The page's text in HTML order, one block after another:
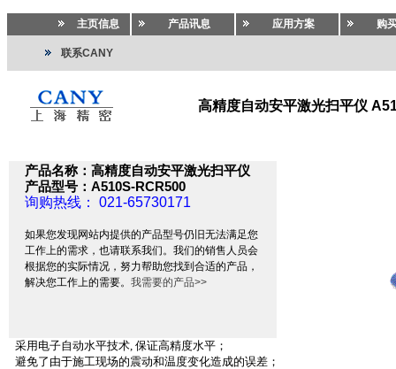
主页信息 产品讯息 应用方案 购
联系CANY
高精度自动安平激光扫平仪
产品名称：高精度自动安平激光扫平仪
产品型号：A510S-RCR500
询购热线： 021-65730171
如果您发现网站内提供的产品型号仍旧无法满足您
工作上的需求，也请联系我们。我们的销售人员会
根据您的实际情况，努力帮助您找到合适的产品，
解决您工作上的需要。 我需要的产品>>
采用电子自动水平技术,保证高精度水平；
避免了由于施工现场的震动和温度变化造成的误差；